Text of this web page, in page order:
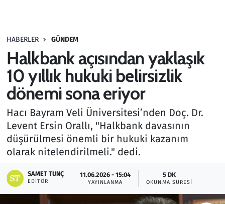
HABERLER GÜNDEM
Halkbank açısından yaklaşık
10 yıllık hukuki belirsizlik
dönemi sona eriyor
Hacı Bayram Veli Üniversitesi’nden Doç. Dr.
Levent Ersin Orallı, "Halkbank davasının
düşürülmesi önemli bir hukuki kazanım
olarak nitelendirilmeli." dedi.
SAMET TUNÇ
EDITÖR
11.06.2026 - 15:04
YAYINLANMA
5 DK
OKUNMA SÜRESI
Haber
Kültür Sanat
Kurumsal Haberler
Lezzet Durağı
Memur ve Kamu
Otomobil
Oyun